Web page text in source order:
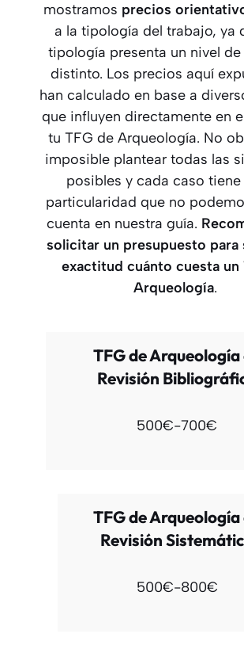
mostramos precios
a la tipología del trabajo, ya
tipología presenta un nivel
distinto. Los precios aquí
han calculado en base a
que influyen directamente en
tu TFG de Arqueología. No
imposible plantear todas las
posibles y cada caso tiene
particularidad que no
cuenta en nuestra guía.
solicitar un presupuesto para
exactitud cuánto cuesta un
Arqueología.
TFG de Arqueología
Revisión
500€-700€
TFG de Arqueología
Revisión
500€-800€